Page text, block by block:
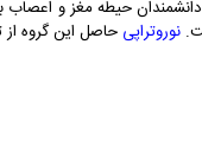
حیطه مغز و اعصاب
نوروتراپی حاصل این گروه